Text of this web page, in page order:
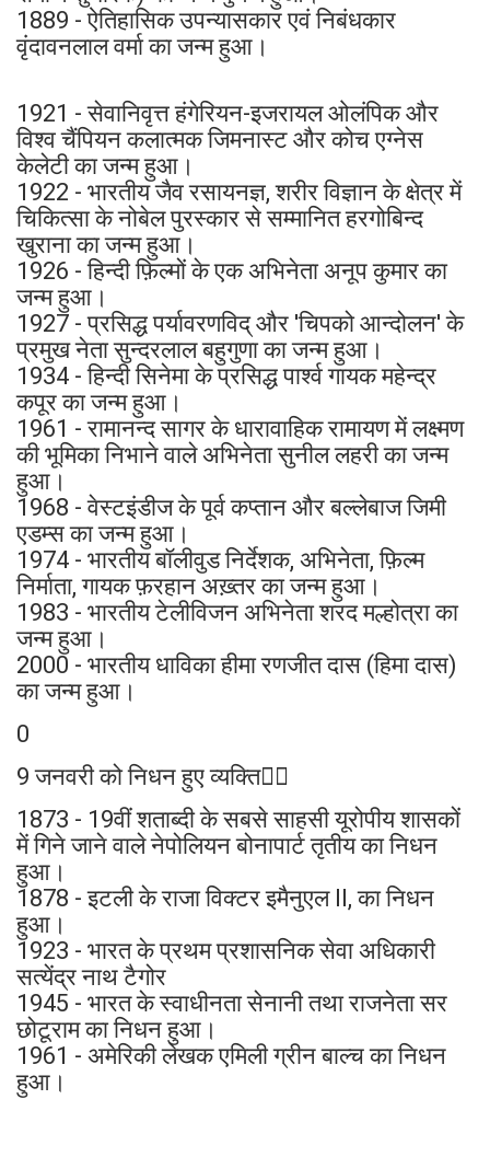
1889 - ऐतिहासिक उपन्यासकार एवं निबंधकार
वृंदावनलाल वर्मा का जन्म हुआ।
1921 - सेवानिवृत्त हंगेरियन-इजरायल ओलंपिक और
विश्व चैंपियन कलात्मक जिमनास्ट और कोच एग्नेस
केलेटी का जन्म हुआ।
1922 - भारतीय जैव रसायनज्ञ, शरीर विज्ञान के क्षेत्र में
चिकित्सा के नोबेल पुरस्कार से सम्मानित हरगोबिन्द
खुराना का जन्म हुआ।
1926 - हिन्दी फ़िल्मों के एक अभिनेता अनूप कुमार का
जन्म हुआ।
1927 - प्रसिद्ध पर्यावरणविद् और 'चिपको आन्दोलन' के
प्रमुख नेता सुन्दरलाल बहुगुणा का जन्म हुआ।
1934 - हिन्दी सिनेमा के प्रसिद्ध पार्श्व गायक महेन्द्र
कपूर का जन्म हुआ।
1961 - रामानन्द सागर के धारावाहिक रामायण में लक्ष्मण
की भूमिका निभाने वाले अभिनेता सुनील लहरी का जन्म
हुआ।
1968 - वेस्टइंडीज के पूर्व कप्तान और बल्लेबाज जिमी
एडम्स का जन्म हुआ।
1974 - भारतीय बॉलीवुड निर्देशक, अभिनेता, फ़िल्म
निर्माता, गायक फ़रहान अख़्तर का जन्म हुआ।
1983 - भारतीय टेलीविजन अभिनेता शरद मल्होत्रा का
जन्म हुआ।
2000 - भारतीय धाविका हीमा रणजीत दास (हिमा दास)
का जन्म हुआ।
0
9 जनवरी को निधन हुए व्यक्ति👉🏻
1873 - 19वीं शताब्दी के सबसे साहसी यूरोपीय शासकों
में गिने जाने वाले नेपोलियन बोनापार्ट तृतीय का निधन
हुआ।
1878 - इटली के राजा विक्टर इमैनुएल II, का निधन
हुआ।
1923 - भारत के प्रथम प्रशासनिक सेवा अधिकारी
सत्येंद्र नाथ टैगोर
1945 - भारत के स्वाधीनता सेनानी तथा राजनेता सर
छोटूराम का निधन हुआ।
1961 - अमेरिकी लेखक एमिली ग्रीन बाल्च का निधन
हुआ।